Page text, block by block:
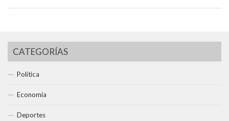
CATEGORÍAS
Política
Economía
Deportes